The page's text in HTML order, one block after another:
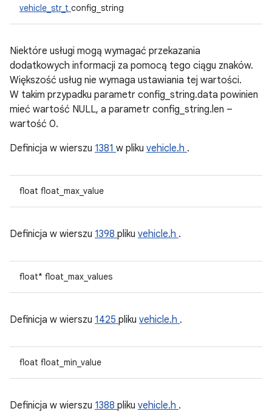
vehicle_str_t config_string
Niektóre usługi mogą wymagać przekazania
dodatkowych informacji za pomocą tego ciągu znaków.
Większość usług nie wymaga ustawiania tej wartości.
W takim przypadku parametr config_string.data powinien
mieć wartość NULL, a parametr config_string.len –
wartość 0.
Definicja w wierszu 1381 w pliku vehicle.h .
float float_max_value
Definicja w wierszu 1398 pliku vehicle.h .
float* float_max_values
Definicja w wierszu 1425 pliku vehicle.h .
float float_min_value
Definicja w wierszu 1388 pliku vehicle.h .